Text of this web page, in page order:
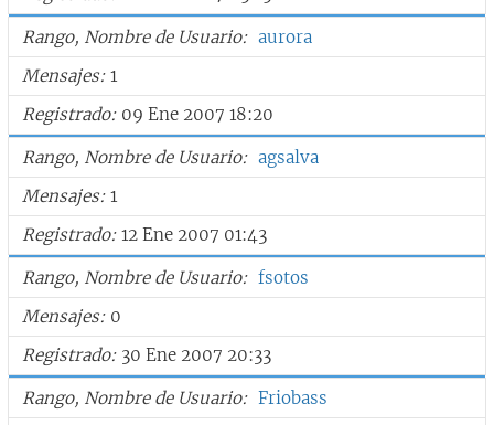
Rango, Nombre de Usuario
aurora
Mensajes 1
Registrado 09 Ene 2007 18:20
Rango, Nombre de Usuario
agsalva
Mensajes 1
Registrado 12 Ene 2007 01:43
Rango, Nombre de Usuario
fsotos
Mensajes 0
Registrado 30 Ene 2007 20:33
Rango, Nombre de Usuario
Friobass